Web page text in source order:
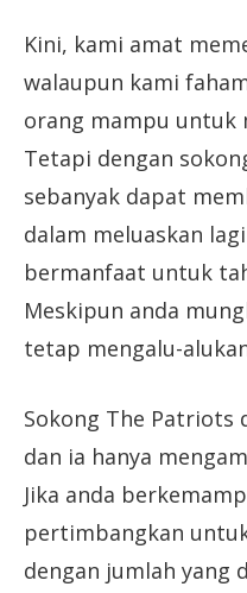
Kini, kami amat
walaupun kami
orang mampu untuk
Tetapi dengan
sebanyak dapat
dalam meluaskan
bermanfaat untuk
Meskipun anda
tetap mengalu-
Sokong The Patriots
dan ia hanya
Jika anda
pertimbangkan
dengan jumlah yang